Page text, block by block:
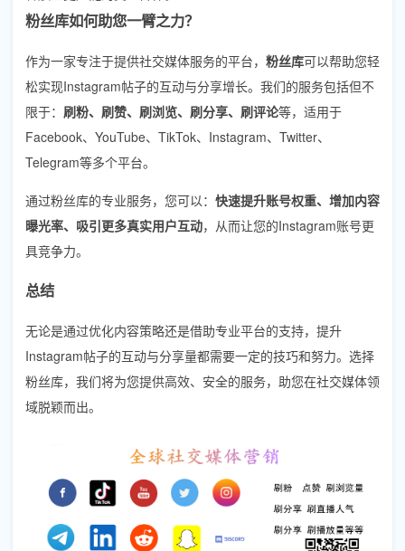
粉丝库如何助您一臂之力？
作为一家专注于提供社交媒体服务的平台， 粉丝库可以帮助您轻
松实现Instagram帖子的互动与分享增长。我们的服务包括但不
限于： 刷粉、刷赞、刷浏览、刷分享、刷评论等，适用于
Facebook、YouTube、TikTok、Instagram、Twitter、
Telegram等多个平台。
通过粉丝库的专业服务，您可以： 快速提升账号权重、增加内容
曝光率、吸引更多真实用户互动，从而让您的Instagram账号更
具竞争力。
总结
无论是通过优化内容策略还是借助专业平台的支持，提升
Instagram帖子的互动与分享量都需要一定的技巧和努力。选择
粉丝库，我们将为您提供高效、安全的服务，助您在社交媒体领
域脱颖而出。